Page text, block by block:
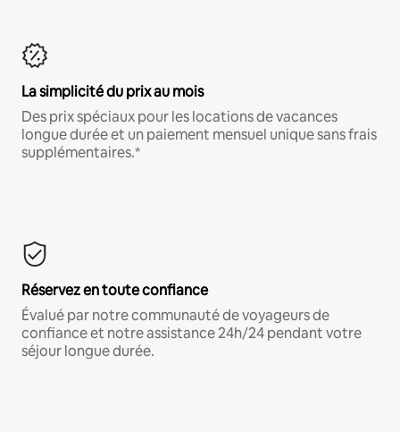
La simplicité du prix au mois
Des prix spéciaux pour les locations de vacances
longue durée et un paiement mensuel unique sans frais
supplémentaires.*
Réservez en toute confiance
Évalué par notre communauté de voyageurs de
confiance et notre assistance 24h/24 pendant votre
séjour longue durée.